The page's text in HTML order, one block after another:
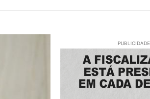
PUBLICIDADE